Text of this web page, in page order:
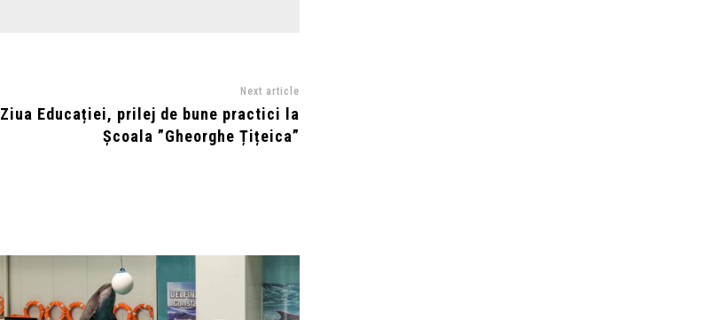
Next article
Ziua Educației, prilej de bune practici la
Școala ”Gheorghe Țițeica”